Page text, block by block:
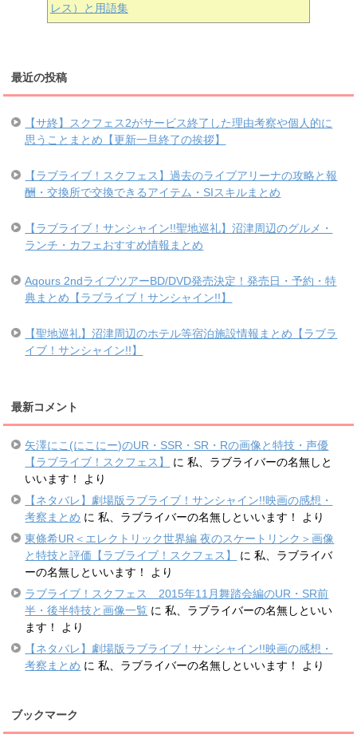
レス）と用語集
最近の投稿
【サ終】スクフェス2がサービス終了した理由考察や個人的に
思うことまとめ【更新一旦終了の挨拶】
【ラブライブ！スクフェス】過去のライブアリーナの攻略と報
酬・交換所で交換できるアイテム・SIスキルまとめ
【ラブライブ！サンシャイン!!聖地巡礼】沼津周辺のグルメ・
ランチ・カフェおすすめ情報まとめ
Aqours 2ndライブツアーBD/DVD発売決定！発売日・予約・特
典まとめ【ラブライブ！サンシャイン!!】
【聖地巡礼】沼津周辺のホテル等宿泊施設情報まとめ【ラブラ
イブ！サンシャイン!!】
最新コメント
矢澤にこ(にこにー)のUR・SSR・SR・Rの画像と特技・声優
【ラブライブ！スクフェス】
に私、ラブライバーの名無しと
いいます！
より
【ネタバレ】劇場版ラブライブ！サンシャイン!!映画の感想・
考察まとめ に私、ラブライバーの名無しといいます！
より
東條希UR＜エレクトリック世界編 夜のスケートリンク＞画像
と特技と評価【ラブライブ！スクフェス】
に私、ラブライバ
ーの名無しといいます！
より
ラブライブ！スクフェス 2015年11月舞踏会編のUR・SR前
半・後半特技と画像一覧 に私、ラブライバーの名無しといい
ます！
より
【ネタバレ】劇場版ラブライブ！サンシャイン!!映画の感想・
考察まとめ に私、ラブライバーの名無しといいます！ より
ブックマーク